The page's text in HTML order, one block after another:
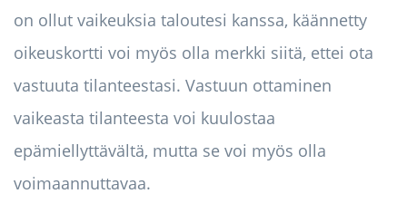
on ollut vaikeuksia taloutesi kanssa, käännetty
oikeuskortti voi myös olla merkki siitä, ettei ota
vastuuta tilanteestasi. Vastuun ottaminen
vaikeasta tilanteesta voi kuulostaa
epämiellyttävältä, mutta se voi myös olla
voimaannuttavaa.